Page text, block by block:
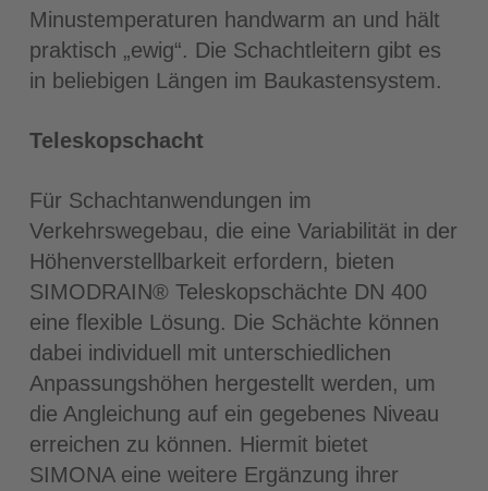
Minustemperaturen handwarm an und hält
praktisch „ewig“. Die Schachtleitern gibt es
in beliebigen Längen im Baukastensystem.
Teleskopschacht
Für Schachtanwendungen im
Verkehrswegebau, die eine Variabilität in der
Höhenverstellbarkeit erfordern, bieten
SIMODRAIN® Teleskopschächte DN 400
eine flexible Lösung. Die Schächte können
dabei individuell mit unterschiedlichen
Anpassungshöhen hergestellt werden, um
die Angleichung auf ein gegebenes Niveau
erreichen zu können. Hiermit bietet
SIMONA eine weitere Ergänzung ihrer